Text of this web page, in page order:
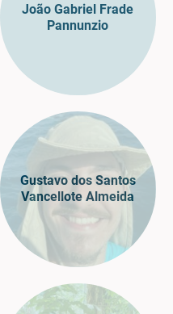
João Gabriel Frade
Pannunzio
Gustavo dos Santos
Vancellote Almeida